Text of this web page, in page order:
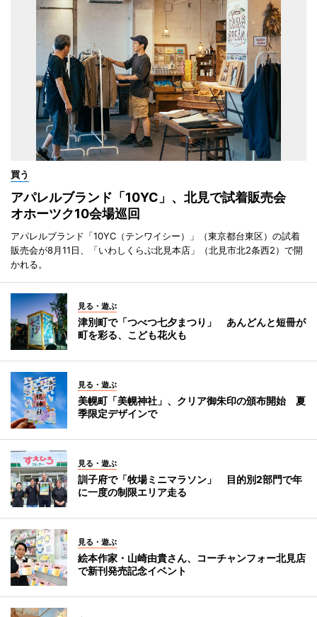
買う
アパレルブランド「10YC」、北見で試着販売会
オホーツク10会場巡回
アパレルブランド「10YC（テンワイシー）」（東京都台東区）の試着
販売会が8月11日、「いわしくらぶ北見本店」（北見市北2条西2）で開
かれる。
見る・遊ぶ
津別町で「つべつ七夕まつり」 あんどんと短冊が
町を彩る、こども花火も
見る・遊ぶ
美幌町「美幌神社」、クリア御朱印の頒布開始 夏
季限定デザインで
見る・遊ぶ
訓子府で「牧場ミニマラソン」 目的別2部門で年
に一度の制限エリア走る
見る・遊ぶ
絵本作家・山崎由貴さん、コーチャンフォー北見店
で新刊発売記念イベント